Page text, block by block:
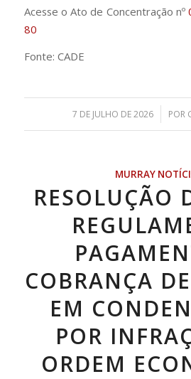
Acesse o Ato de Concentração nº
80
Fonte: CADE
7 DE JULHO DE 2026
/ POR
MURRAY
RESOLUÇÃO
COBRANÇA
EM
POR
ORDEM